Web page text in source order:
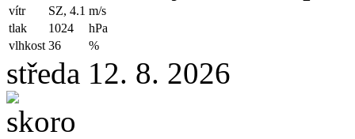
vítr SZ, 4.1 m/s
tlak
1024
hPa
vlhkost 36 %
středa 12. 8. 2026